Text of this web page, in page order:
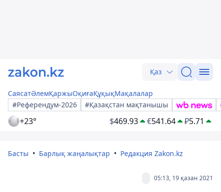
Қаз
СаясатӘлемҚаржыОқиғаҚұқықМақалалар
#Референдум-2026
#Қазақстан мақтанышы
+23° $469.93 €541.64 ₽5.71
Басты Барлық жаңалықтар Редакция Zakon.kz
05:13, 19 қазан 2021